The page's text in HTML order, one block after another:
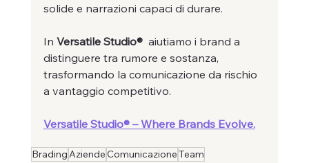
solide e narrazioni capaci di durare.
In Versatile Studio® aiutiamo i brand a
distinguere tra rumore e sostanza,
trasformando la comunicazione da rischio
a vantaggio competitivo.
Versatile Studio® – Where Brands Evolve.
BradingAziende ComunicazioneTeam